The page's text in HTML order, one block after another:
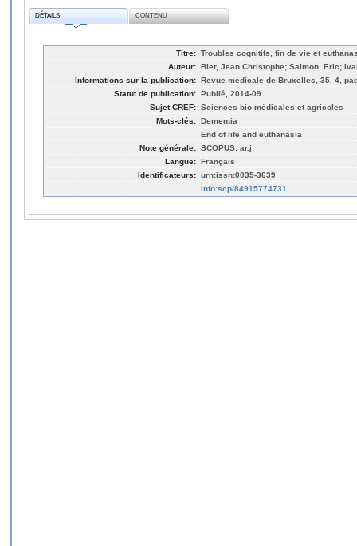
DÉTAILS CONTENU
Titre: Troubles cognitifs, fin de vie et
Auteur: Bier, Jean Christophe; Salmon, Eric;
Informations sur la publication: Revue médicale de Bruxelles, 35, 4,
Statut de publication: Publié, 2014-09
Sujet CREF: Sciences bio-médicales et agricoles
Mots-clés: Dementia
End of life and euthanasia
Note générale: SCOPUS: ar.j
Langue: Français
Identificateurs: urn:issn:0035-3639
info:scp/84915774731